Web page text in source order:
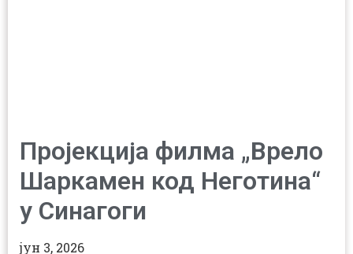
Пројекција филма „Врело
Шаркамен код Неготина“
у Синагоги
јун 3, 2026